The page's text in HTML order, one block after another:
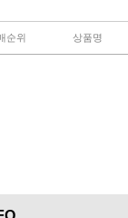
순위 상품명